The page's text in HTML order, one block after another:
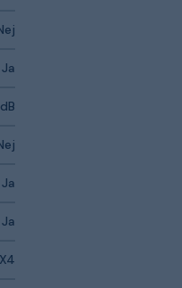
Ja
Ja
Ja